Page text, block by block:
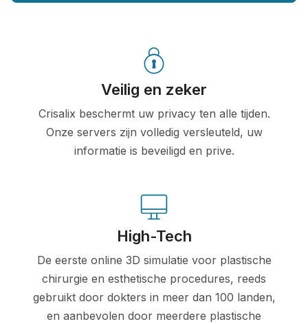
Veilig en zeker
Crisalix beschermt uw privacy ten alle tijden.
Onze servers zijn volledig versleuteld, uw
informatie is beveiligd en prive.
High-Tech
De eerste online 3D simulatie voor plastische
chirurgie en esthetische procedures, reeds
gebruikt door dokters in meer dan 100 landen,
en aanbevolen door meerdere plastische